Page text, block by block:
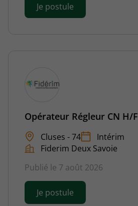
Je postule
Opérateur Régleur CN H/F
Cluses - 74
Intérim
Fiderim Deux Savoie
Publié le 7 août 2026
Je postule